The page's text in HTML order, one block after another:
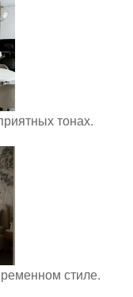
тонах.
стиле.